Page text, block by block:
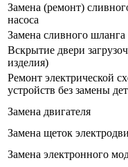
Замена (ремонт)
насоса
Замена сливного шланга
Вскрытие двери
изделия)
Ремонт электрической
устройств без замены
Замена двигателя
Замена щеток
Замена электронного